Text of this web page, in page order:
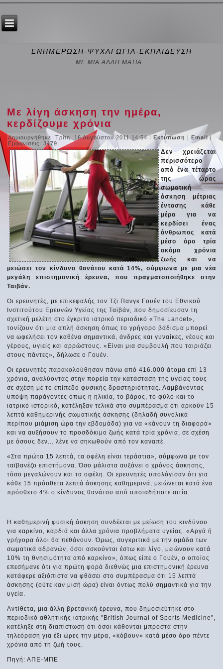
ΕΝΗΜΕΡΩΣΗ-ΨΥΧΑΓΩΓΙΑ-ΕΚΠΑΙΔΕΥΣΗ
ΜΕ ΜΙΑ ΑΛΛΗ ΜΑΤΙΑ...
Με λίγη άσκηση την ημέρα,
κερδίζουμε χρόνια
Δημιουργήθηκε: Τρίτη, 16 Αυγούστου 2011 14:54|Εκτύπωση |Email|
Εμφανίσεις: 3479
Δεν χρειάζεται
περισσότερο
από ένα τέταρτο
της ώρας
σωματική
άσκηση μέτριας
έντασης κάθε
μέρα για να
κερδίσει ένας
άνθρωπος κατά
μέσο όρο τρία
ακόμα χρόνια
ζωής και να
μειώσει τον κίνδυνο θανάτου κατά 14%, σύμφωνα με μια νέα
μεγάλη επιστημονική έρευνα, που πραγματοποιήθηκε στην
Ταϊβάν.
Οι ερευνητές, με επικεφαλής τον Τζι Πανγκ Γουέν του Εθνικού
Ινστιτούτου Ερευνών Υγείας της Ταϊβάν, που δημοσίευσαν τη
σχετική μελέτη στο έγκριτο ιατρικό περιοδικό «The Lancet»,
τονίζουν ότι μια απλή άσκηση όπως το γρήγορο βάδισμα μπορεί
να ωφελήσει τον καθένα σημαντικά, άνδρες και γυναίκες, νέους και
γέρους, υγιείς και αρρώστους. «Είναι μια συμβουλή που ταιριάζει
στους πάντες», δήλωσε ο Γουέν.
Οι ερευνητές παρακολούθησαν πάνω από 416.000 άτομα επί 13
χρόνια, αναλύοντας στην πορεία την κατάσταση της υγείας τους
σε σχέση με το επίπεδο φυσικής δραστηριότητας. Λαμβάνοντας
υπόψη παράγοντες όπως η ηλικία, το βάρος, το φύλο και το
ιατρικό ιστορικό, κατέληξαν τελικά στο συμπέρασμα ότι αρκούν 15
λεπτά καθημερινής σωματικής άσκησης (δηλαδή συνολικά
περίπου μιάμιση ώρα την εβδομάδα) για να «κάνουν τη διαφορά»
και να αυξήσουν το προσδόκιμο ζωής κατά τρία χρόνια, σε σχέση
με όσους δεν... λένε να σηκωθούν από τον καναπέ.
«Στα πρώτα 15 λεπτά, τα οφέλη είναι τεράστια», σύμφωνα με τον
ταϊβανέζο επιστήμονα. Όσο μάλιστα αυξάνει ο χρόνος άσκησης,
τόσο μεγαλώνουν και τα οφέλη. Οι ερευνητές υπολόγισαν ότι για
κάθε 15 πρόσθετα λεπτά άσκησης καθημερινά, μειώνεται κατά ένα
πρόσθετο 4% ο κίνδυνος θανάτου από οποιαδήποτε αιτία.
Η καθημερινή φυσική άσκηση συνδέεται με μείωση του κινδύνου
για καρκίνο, καρδιά και άλλα χρόνια προβλήματα υγείας. «Αργά ή
γρήγορα όλοι θα πεθάνουν. Όμως, συγκριτικά με την ομάδα των
σωματικά αδρανών, όσοι ασκούνται έστω και λίγο, μειώνουν κατά
10% τη θνησιμότητα από καρκίνο», όπως είπε ο Γουέν, ο οποίος
επεσήμανε ότι για πρώτη φορά διεθνώς μια επιστημονική έρευνα
κατάφερε αξιόπιστα να φθάσει στο συμπέρασμα ότι 15 λεπτά
άσκησης (ούτε καν μισή ώρα) είναι όντως πολύ σημαντικά για την
υγεία.
Αντίθετα, μια άλλη βρετανική έρευνα, που δημοσιεύτηκε στο
περιοδικό αθλητικής ιατρικής "British Journal of Sports Medicine",
κατέληξε στη διαπίστωση ότι όσοι κάθονται μπροστά στην
τηλεόραση για έξι ώρες την μέρα, «κόβουν» κατά μέσο όρο πέντε
χρόνια από τη ζωή τους.
Πηγή: ΑΠΕ-ΜΠΕ